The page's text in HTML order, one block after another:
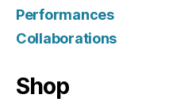
Performances
Collaborations
Shop